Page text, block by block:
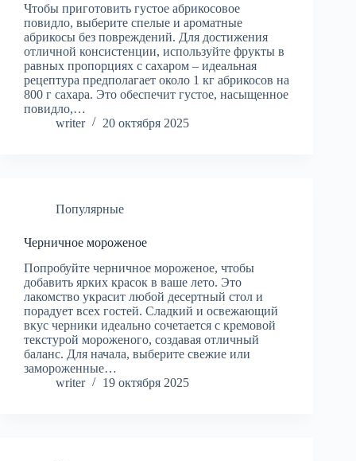
Чтобы приготовить густое абрикосовое
повидло, выберите спелые и ароматные
абрикосы без повреждений. Для достижения
отличной консистенции, используйте фрукты в
равных пропорциях с сахаром – идеальная
рецептура предполагает около 1 кг абрикосов на
800 г сахара. Это обеспечит густое, насыщенное
повидло,…
writer
20 октября 2025
Популярные
Черничное мороженое
Попробуйте черничное мороженое, чтобы
добавить ярких красок в ваше лето. Это
лакомство украсит любой десертный стол и
порадует всех гостей. Сладкий и освежающий
вкус черники идеально сочетается с кремовой
текстурой мороженого, создавая отличный
баланс. Для начала, выберите свежие или
замороженные…
writer
19 октября 2025